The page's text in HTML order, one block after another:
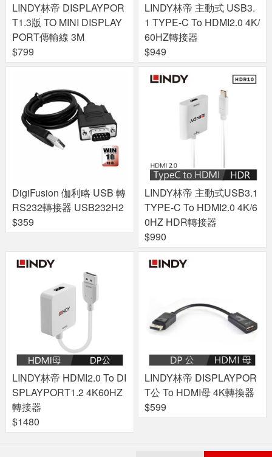
LINDY林帝 DISPLAYPOR
T1.3版 TO MINI DISPLAY
PORT傳輸線 3M
$799
LINDY林帝 主動式 USB3.
1 TYPE-C To HDMI2.0 4K/
60HZ轉接器
$949
DigiFusion 伽利略 USB 轉
RS232轉接器 USB232H2
$359
LINDY林帝 主動式USB3.1
TYPE-C To HDMI2.0 4K/6
0HZ HDR轉接器
$990
LINDY林帝 HDMI2.0 To DI
SPLAYPORT1.2 4K60HZ
轉接器
$1480
LINDY林帝 DISPLAYPOR
T公 To HDMI母 4K轉換器
$599